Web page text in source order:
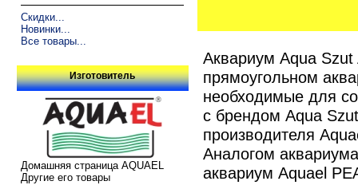
Скидки...
Новинки...
Все товары...
Изготовитель
Домашняя страница AQUAEL
Другие его товары
Аквариум Aqua
прямоугольном
необходимые для
с брендом Aqua
производителя
Аналогом
аквариум Aquael